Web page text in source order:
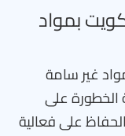
بمواد
غير سامة
الخطورة على
على فعالية